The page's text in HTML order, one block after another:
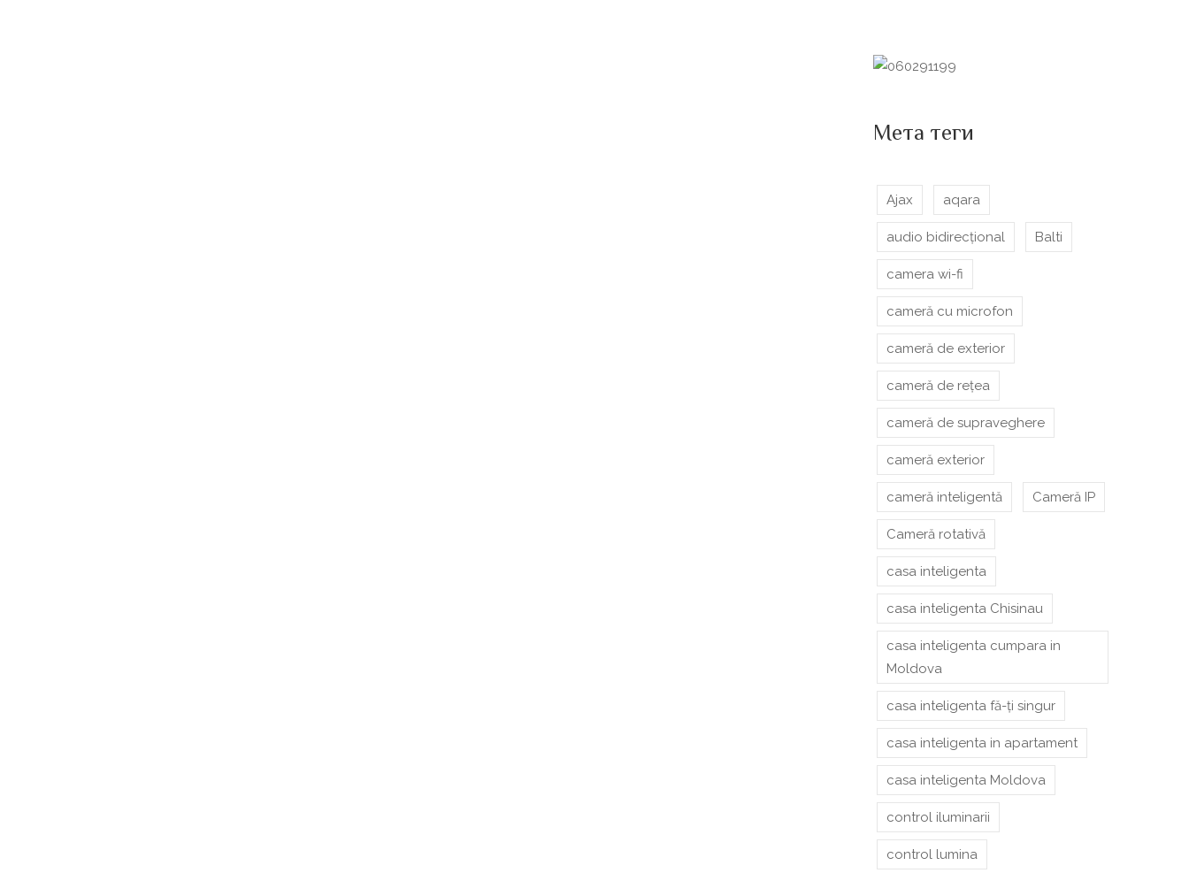
Мета теги
Ajax aqara
audio bidirecțional Balti
camera wi-fi
cameră cu microfon
cameră de exterior
cameră de rețea
cameră de supraveghere
cameră exterior
cameră inteligentă Cameră IP
Cameră rotativă
casa inteligenta
casa inteligenta Chisinau
casa inteligenta cumpara in
Moldova
casa inteligenta fă-ți singur
casa inteligenta in apartament
casa inteligenta Moldova
control iluminarii
control lumina